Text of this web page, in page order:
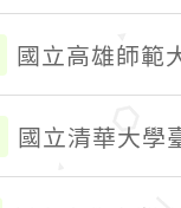
國立高雄師範
國立清華大學